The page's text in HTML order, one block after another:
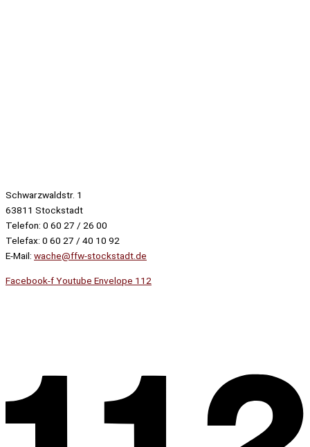
Schwarzwaldstr. 1
63811 Stockstadt
Telefon: 0 60 27 / 26 00
Telefax: 0 60 27 / 40 10 92
E-Mail: wache@ffw-stockstadt.de
Facebook-fYoutube Envelope 112